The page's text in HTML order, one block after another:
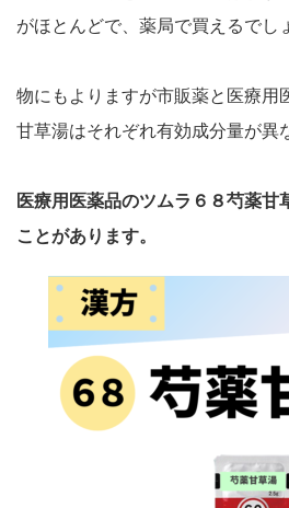
がほとんどで、薬局で買えるでし
物にもよりますが市販薬と医療用
甘草湯はそれぞれ有効成分量が異
医療用医薬品のツムラ６８芍薬甘
ことがあります。